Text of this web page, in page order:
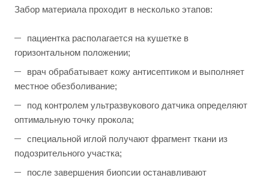
Забор материала проходит в несколько этапов:
пациентка располагается на кушетке в
горизонтальном положении;
врач обрабатывает кожу антисептиком и выполняет
местное обезболивание;
под контролем ультразвукового датчика определяют
оптимальную точку прокола;
специальной иглой получают фрагмент ткани из
подозрительного участка;
после завершения биопсии останавливают